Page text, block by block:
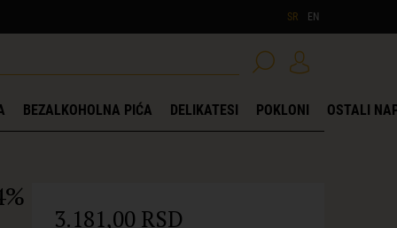
SR EN
BEZALKOHOLNA PIĆA DELIKATESI POKLONI OSTALI
3.181,00 RSD